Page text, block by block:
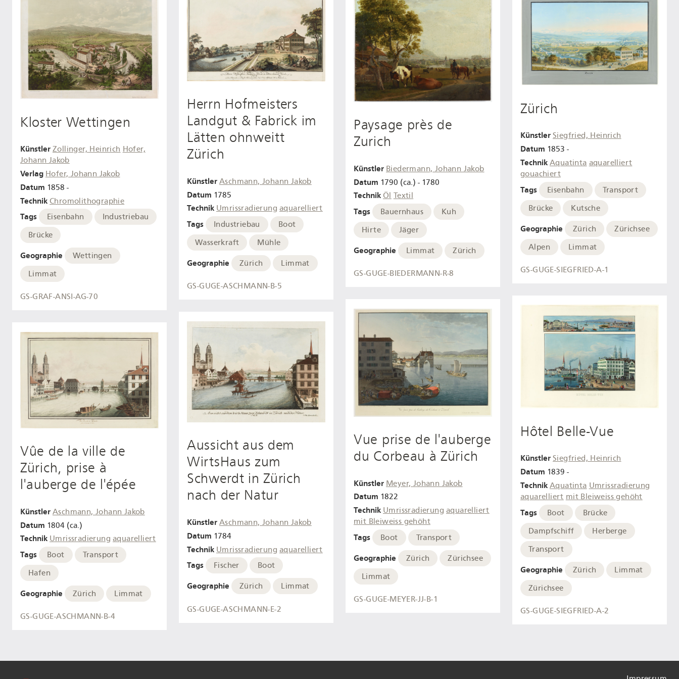
Kloster Wettingen
Künstler Zollinger, Heinrich Hofer,
Johann Jakob
Verlag Hofer, Johann Jakob
Datum 1858 -
Technik Chromolithographie
Tags Eisenbahn
Industriebau
Brücke
Geographie
Wettingen
Limmat
GS-GRAF-ANSI-AG-70
Vûe de la ville de
Zürich, prise à
l'auberge de l'épée
Künstler Aschmann, Johann Jakob
Datum 1804 (ca.)
Technik Umrissradierung aquarelliert
Tags Boot
Transport
Hafen
Geographie Zürich Limmat
GS-GUGE-ASCHMANN-B-4
Herrn Hofmeisters
Landgut & Fabrick im
Lätten ohnweitt
Zürich
Künstler Aschmann, Johann Jakob
Datum 1785
Technik Umrissradierung aquarelliert
Tags Industriebau
Boot
Wasserkraft
Mühle
Geographie Zürich Limmat
GS-GUGE-ASCHMANN-B-5
Aussicht aus dem
WirtsHaus zum
Schwerdt in Zürich
nach der Natur
Künstler Aschmann, Johann Jakob
Datum 1784
Technik Umrissradierung aquarelliert
Tags Fischer Boot
Geographie Zürich Limmat
GS-GUGE-ASCHMANN-E-2
Paysage près de
Zurich
Künstler Biedermann, Johann Jakob
Datum 1790 (ca.) - 1780
Technik Öl Textil
Tags Bauernhaus
Kuh
Hirte
Jäger
Geographie Limmat Zürich
GS-GUGE-BIEDERMANN-R-8
Vue prise de l'auberge
du Corbeau à Zürich
Künstler Meyer, Johann Jakob
Datum 1822
Technik Umrissradierung aquarelliert
mit Bleiweiss gehöht
Tags Boot Transport
Geographie Zürich
Zürichsee
Limmat
GS-GUGE-MEYER-JJ-B-1
Zürich
Künstler Siegfried, Heinrich
Datum 1853 -
Technik Aquatinta aquarelliert
gouachiert
Tags Eisenbahn
Transport
Brücke
Kutsche
Geographie Zürich
Zürichsee
Alpen
Limmat
GS-GUGE-SIEGFRIED-A-1
Hôtel Belle-Vue
Künstler Siegfried, Heinrich
Datum 1839 -
Technik Aquatinta Umrissradierung
aquarelliert mit Bleiweiss gehöht
Tags Boot
Brücke
Dampfschiff
Herberge
Transport
Geographie Zürich
Limmat
Zürichsee
GS-GUGE-SIEGFRIED-A-2